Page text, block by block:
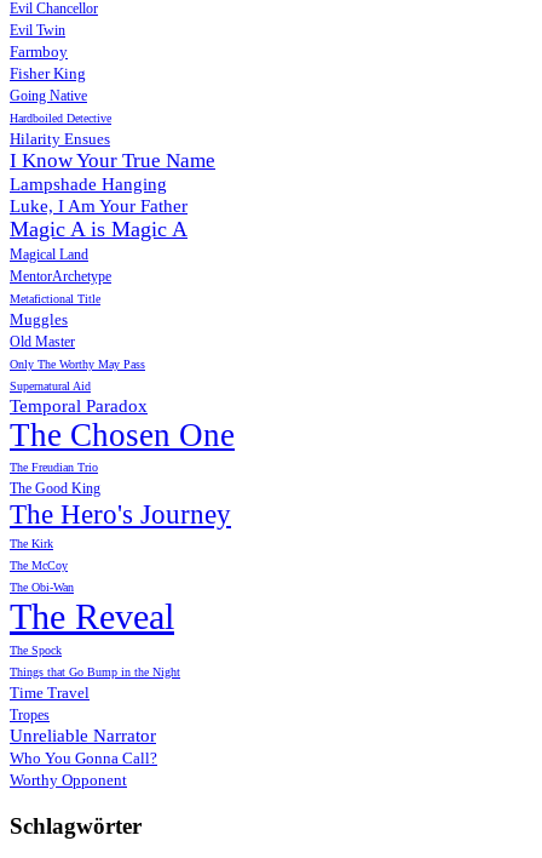
Evil Chancellor
Evil Twin
Farmboy
Fisher King
Going Native
Hardboiled Detective
Hilarity Ensues
I Know Your True Name
Lampshade Hanging
Luke, I Am Your Father
Magic A is Magic A
Magical Land
MentorArchetype
Metafictional Title
Muggles
Old Master
Only The Worthy May Pass
Supernatural Aid
Temporal Paradox
The Chosen One
The Freudian Trio
The Good King
The Hero's Journey
The Kirk
The McCoy
The Obi-Wan
The Reveal
The Spock
Things that Go Bump in the Night
Time Travel
Tropes
Unreliable Narrator
Who You Gonna Call?
Worthy Opponent
Schlagwörter